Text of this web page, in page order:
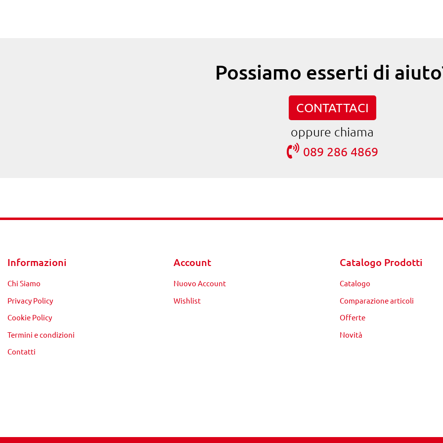
Possiamo esserti di
CONTATTACI
oppure chiama
089 286 4869
Informazioni
Chi Siamo
Privacy Policy
Cookie Policy
Termini e condizioni
Contatti
Account
Nuovo Account
Wishlist
Catalogo Prodotti
Catalogo
Comparazione articoli
Offerte
Novità